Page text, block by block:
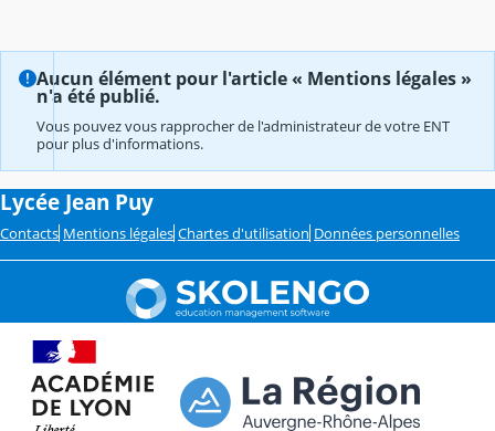
Aucun élément pour l'article « Mentions légales »
n'a été publié.
Vous pouvez vous rapprocher de l'administrateur de votre ENT
pour plus d'informations.
Lycée Jean Puy
Contacts Mentions légales Chartes d'utilisation Données personnelles